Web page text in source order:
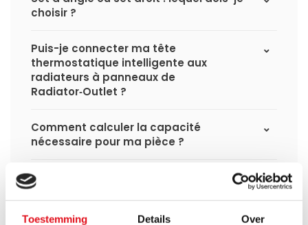
Toestemming Details Over
choisir ?
Puis-je connecter ma tête
thermostatique intelligente aux
radiateurs à panneaux de
Radiator‑Outlet ?
Comment calculer la capacité
nécessaire pour ma pièce ?
Quel est le délai de livraison d'un
radiateur à panneaux et quand le